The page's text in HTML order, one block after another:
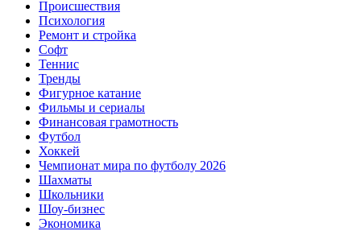
Происшествия
Психология
Ремонт и стройка
Софт
Теннис
Тренды
Фигурное катание
Фильмы и сериалы
Финансовая грамотность
Футбол
Хоккей
Чемпионат мира по футболу 2026
Шахматы
Школьники
Шоу-бизнес
Экономика